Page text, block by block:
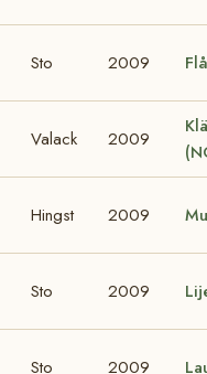
Sto 2009
Valack 2009
Hingst 2009
Sto 2009
Sto 2009